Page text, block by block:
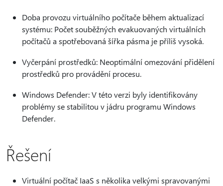
Doba provozu virtuálního počítače během aktualizací
systému: Počet souběžných evakuovaných virtuálních
počítačů a spotřebovaná šířka pásma je příliš vysoká.
Vyčerpání prostředků: Neoptimální omezování přidělení
prostředků pro provádění procesu.
Windows Defender: V této verzi byly identifikovány
problémy se stabilitou v jádru programu Windows
Defender.
Řešení
Virtuální počítač IaaS s několika velkými spravovanými